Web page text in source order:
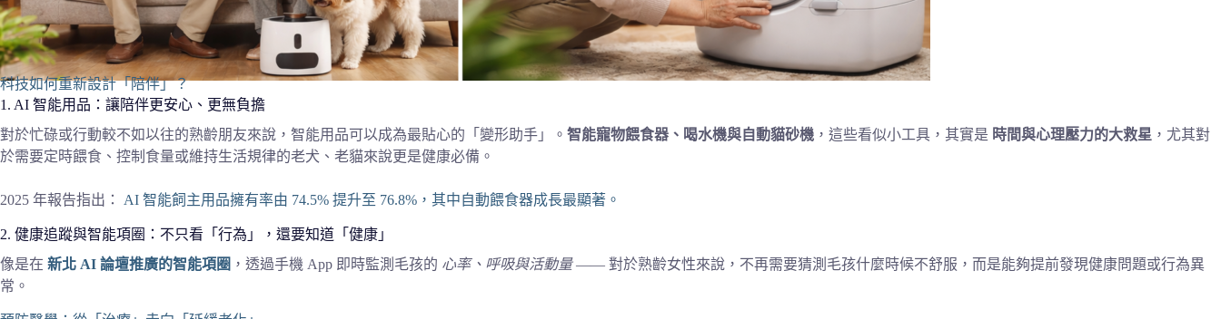
科技如何重新設計「陪伴」？
1. AI 智能用品：讓陪伴更安心、更無負擔
對於忙碌或行動較不如以往的熟齡朋友來說，智能用品可以成為最貼心的「變形助手」。 智能寵物餵食器、喝水機與自動貓砂機 ，這些看似小工具，其實是 時間與心理壓力的大救星 ，尤其對
於需要定時餵食、控制食量或維持生活規律的老犬、老貓來說更是健康必備。
2025 年報告指出： AI 智能飼主用品擁有率由 74.5% 提升至 76.8%，其中自動餵食器成長最顯著。
2. 健康追蹤與智能項圈：不只看「行為」，還要知道「健康」
像是在 新北 AI 論壇推廣的智能項圈 ，透過手機 App 即時監測毛孩的 心率、呼吸與活動量—— 對於熟齡女性來說，不再需要猜測毛孩什麼時候不舒服，而是能夠提前發現健康問題或行為異
常。